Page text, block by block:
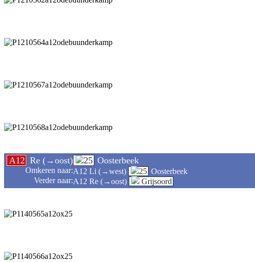
A12 Re (→oost) 25 Oosterbeek
Omkeren naar:A12 Li (→west) 25 Oosterbeek
Verder naar:A12 Re (→oost)
Grijsoord